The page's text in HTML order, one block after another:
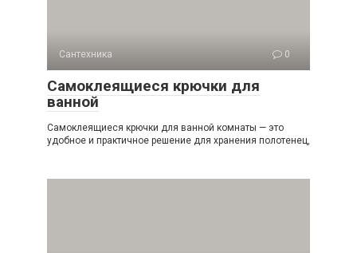
Сантехника 0
Самоклеящиеся крючки для
ванной
Самоклеящиеся крючки для ванной комнаты — это
удобное и практичное решение для хранения полотенец,